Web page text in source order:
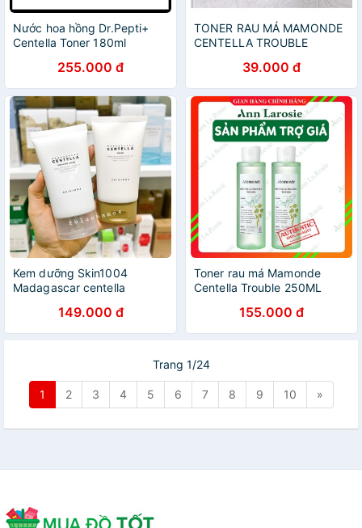
Nước hoa hồng Dr.Pepti+
Centella Toner 180ml
255.000 đ
TONER RAU MÁ MAMONDE
CENTELLA TROUBLE
39.000 đ
Kem dưỡng Skin1004
Madagascar centella
149.000 đ
Toner rau má Mamonde
Centella Trouble 250ML
155.000 đ
Trang 1/24
1 2 3 4 5 6 7 8 9 10 »